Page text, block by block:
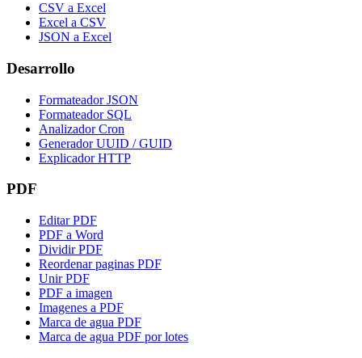
CSV a Excel
Excel a CSV
JSON a Excel
Desarrollo
Formateador JSON
Formateador SQL
Analizador Cron
Generador UUID / GUID
Explicador HTTP
PDF
Editar PDF
PDF a Word
Dividir PDF
Reordenar paginas PDF
Unir PDF
PDF a imagen
Imagenes a PDF
Marca de agua PDF
Marca de agua PDF por lotes